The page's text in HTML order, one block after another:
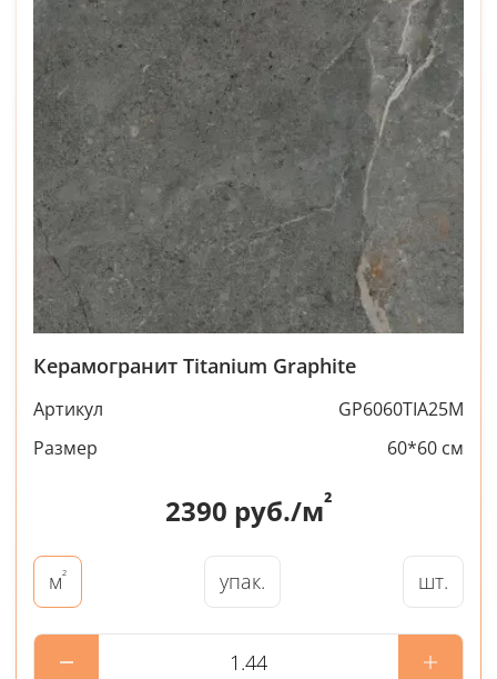
Керамогранит Titanium Graphite
Артикул
GP6060TIA25M
Размер
60*60 см
2390 руб./м²
м² упак. шт.